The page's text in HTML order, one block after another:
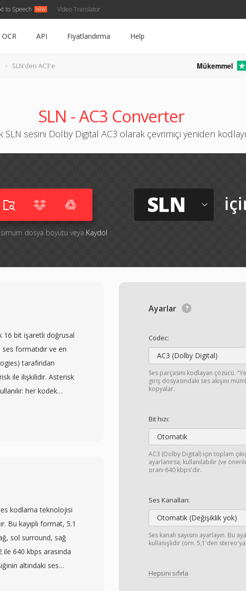
to Speech Video Translator
OCR API Fiyatlandırma Help
SLN'den AC3'e Mükemmel
SLN - AC3 Converter
SLN sesini Dolby Digital AC3 olarak çevrimiçi yeniden
dosya boyutu veya Kaydol
SLN
Ayarlar
Codec:
AC3 (Dolby Digital)
Ses parçasını kodlayan çözücü.
giriş dosyasındaki ses akışını
kopyalar.
Bit hızı:
Otomatik
AC3 (Dolby Digital) için toplam
ayarlanırsa, kullanılabilir (ve
oranı 640 kbps'dir.
Ses Kanalları:
Otomatik (Değişiklik yok)
Ses kanalı sayısını ayarlayın. Bu
kullanışlıdır (örn. 5,1'den
Hepsini sıfırla
16 bit işaretli doğrusal
formatıdır ve en
tarafından
ile ilişkilidir. Asterisk
her kodek
geçer. Bu
eşzamanlı kanal
G.711
bant ses için
destekler. SLN
doğrudan bellek
ortamlarında
oynatma için ideal
kodlama teknolojisi
Bu kayıplı format, 5.1
sol surround, sağ
640 kbps arasında
altındaki ses
kompakt dosyalar